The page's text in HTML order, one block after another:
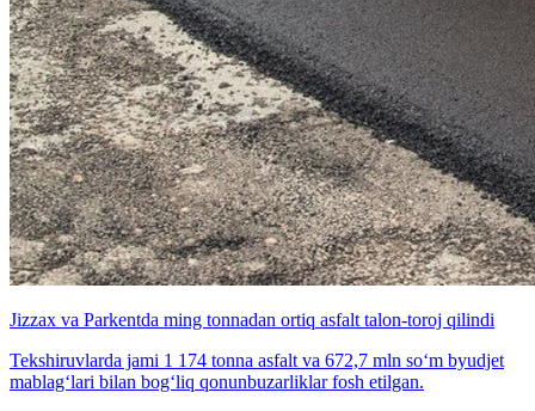
Jizzax va Parkentda ming tonnadan ortiq asfalt talon-toroj qilindi
Tekshiruvlarda jami 1 174 tonna asfalt va 672,7 mln so‘m byudjet
mablag‘lari bilan bog‘liq qonunbuzarliklar fosh etilgan.